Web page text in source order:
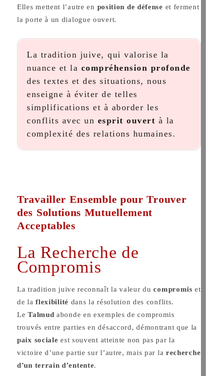
Elles mettent l’autre en position de défense et ferment
la porte à un dialogue ouvert.
La tradition juive, qui valorise la
nuance et la compréhension profonde
des textes et des situations, nous
enseigne à éviter de telles
simplifications et à aborder les
conflits avec un esprit ouvert à la
complexité des relations humaines.
Travailler Ensemble pour Trouver
des Solutions Mutuellement
Acceptables
La Recherche de
Compromis
La tradition juive reconnaît la valeur ducompromis et
de laflexibilité dans la résolution des conflits.
LeTalmudabonde en exemples de compromis
trouvés entre parties en désaccord, démontrant que la
paix sociale est souvent atteinte non pas par la
victoire d’une partie sur l’autre, mais par la recherche
d’un terrain d’entente.